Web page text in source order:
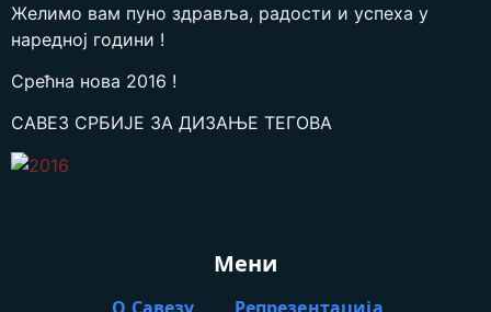
Желимо вам пуно здравља, радости и успеха у
наредној години !
Срећна нова 2016 !
САВЕЗ СРБИЈЕ ЗА ДИЗАЊЕ ТЕГОВА
Мени